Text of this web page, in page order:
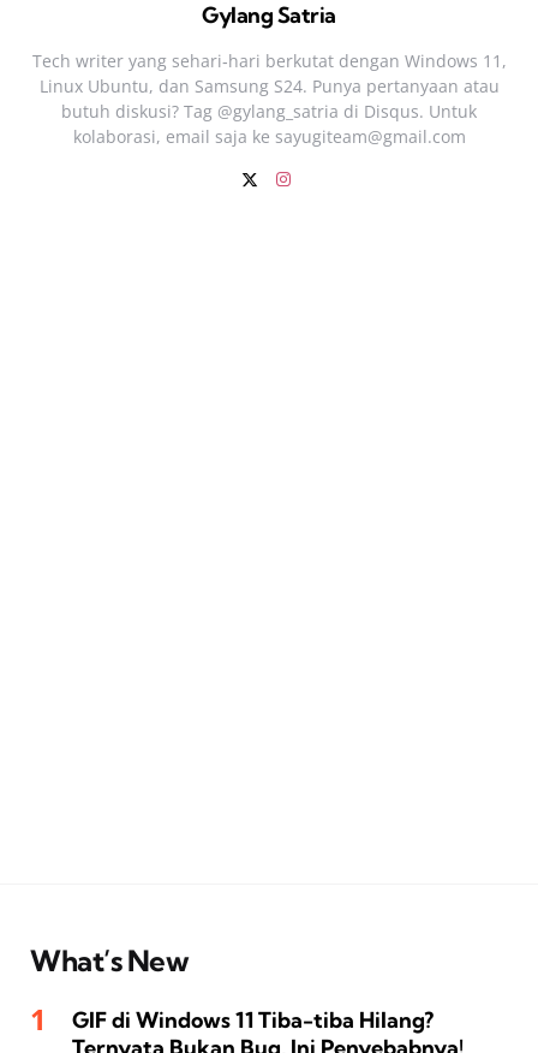
Gylang Satria
Tech writer yang sehari‑hari berkutat dengan Windows 11,
Linux Ubuntu, dan Samsung S24. Punya pertanyaan atau
butuh diskusi? Tag @gylang_satria di Disqus. Untuk
kolaborasi, email saja ke sayugiteam@gmail.com
What’s New
GIF di Windows 11 Tiba-tiba Hilang?